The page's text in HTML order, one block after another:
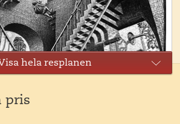
hela resplanen
pris